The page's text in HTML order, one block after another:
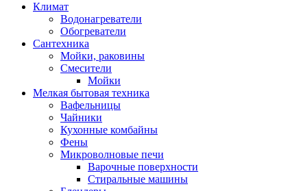
Климат
Водонагреватели
Обогреватели
Сантехника
Мойки, раковины
Смесители
Мойки
Мелкая бытовая техника
Вафельницы
Чайники
Кухонные комбайны
Фены
Микроволновые печи
Варочные поверхности
Стиральные машины